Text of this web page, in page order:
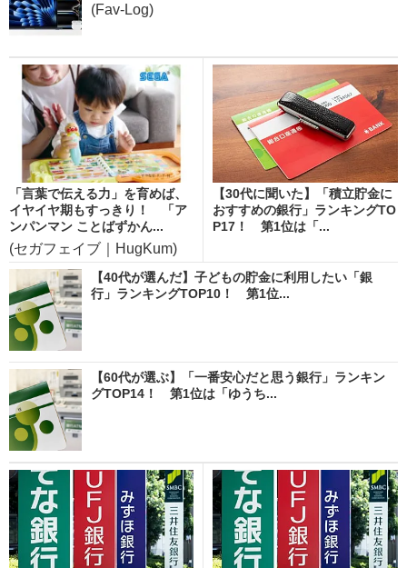
(Fav-Log)
「言葉で伝える力」を育めば、
イヤイヤ期もすっきり！ 「ア
ンパンマン ことばずかん...
(セガフェイブ｜HugKum)
【30代に聞いた】「積立貯金に
おすすめの銀行」ランキングTO
P17！ 第1位は「...
【40代が選んだ】子どもの貯金に利用したい「銀
行」ランキングTOP10！ 第1位...
【60代が選ぶ】「一番安心だと思う銀行」ランキン
グTOP14！ 第1位は「ゆうち...